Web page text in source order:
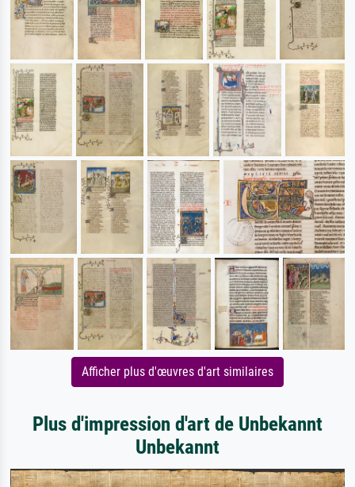
Afficher plus d'œuvres d'art similaires
Plus d'impression d'art de Unbekannt
Unbekannt